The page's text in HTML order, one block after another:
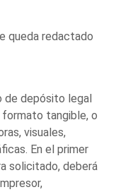
queda redactado
de depósito legal
formato tangible, o
visuales,
En el primer
solicitado, deberá